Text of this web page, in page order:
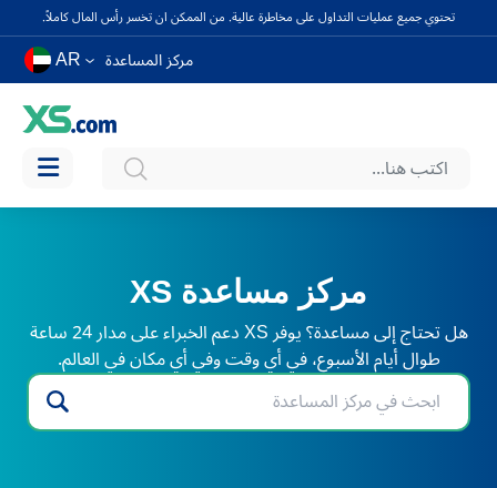
تحتوي جميع عمليات التداول على مخاطرة عالية. من الممكن ان تخسر رأس المال كاملاً.
مركز المساعدة AR
مركز مساعدة XS
هل تحتاج إلى مساعدة؟ يوفر XS دعم الخبراء على مدار 24 ساعة
طوال أيام الأسبوع، في أي وقت وفي أي مكان في العالم.